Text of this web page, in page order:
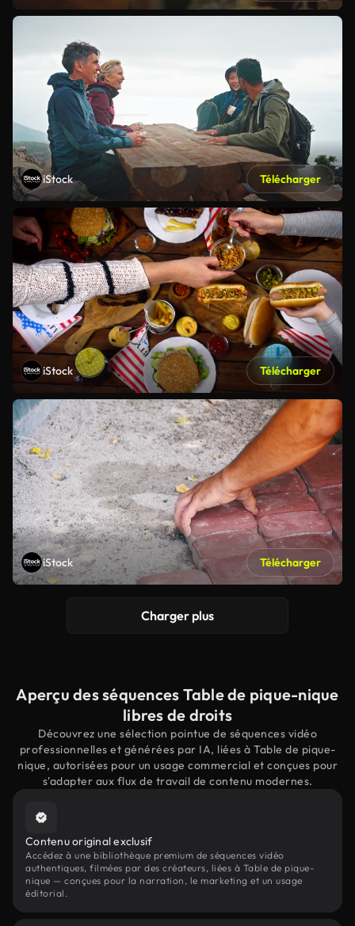
iStock Télécharger
iStock Télécharger
iStock Télécharger
Charger plus
Aperçu des séquences Table de pique-nique
libres de droits
Découvrez une sélection pointue de séquences vidéo
professionnelles et générées par IA, liées à Table de pique-
nique, autorisées pour un usage commercial et conçues pour
s'adapter aux flux de travail de contenu modernes.
Contenu original exclusif
Accédez à une bibliothèque premium de séquences vidéo
authentiques, filmées par des créateurs, liées à Table de pique-
nique — conçues pour la narration, le marketing et un usage
éditorial.